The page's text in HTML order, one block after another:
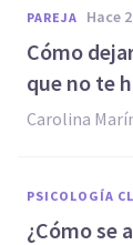
PAREJA hace
Cómo
que no te
Carolina
PSICOLOGÍA
¿Cómo se